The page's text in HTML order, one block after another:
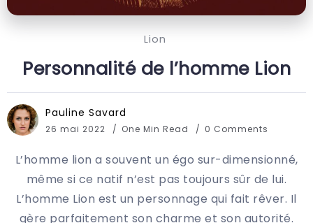
Lion
Personnalité de l’homme Lion
Pauline Savard
26 mai 2022 One Min Read 0 Comments
L’homme lion a souvent un égo sur-dimensionné,
même si ce natif n’est pas toujours sûr de lui.
L’homme Lion est un personnage qui fait rêver. Il
gère parfaitement son charme et son autorité.